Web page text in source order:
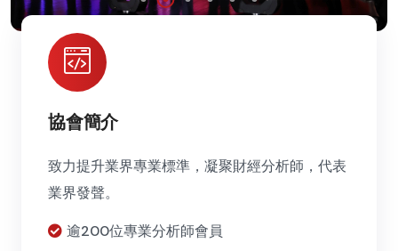
協會簡介
致力提升業界專業標準，凝聚財經分析師，代表
業界發聲。
逾200位專業分析師會員